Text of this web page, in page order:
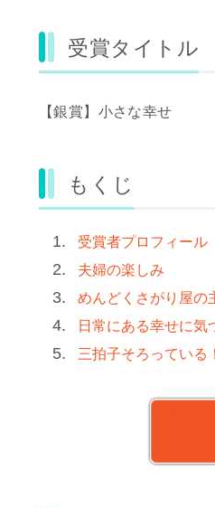
受賞タイトル
【銀賞】小さな幸せ
もくじ
受賞者プロフィール
夫婦の楽しみ
めんどくさがり屋の
日常にある幸せに気
三拍子そろっている！